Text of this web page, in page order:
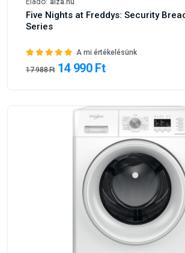
alza.hu
Five Nights at Freddys: Security
Series
A mi értékelésünk
17 988 Ft 14 990 Ft